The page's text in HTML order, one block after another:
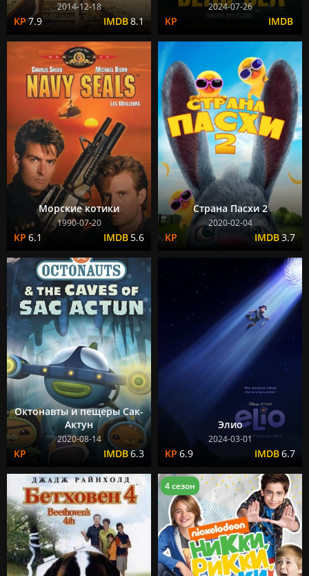
2014-12-18
7.9 8.1
2024-07-26
Морские котики
1990-07-20
6.1 5.6
Страна Пасхи 2
2020-02-04
3.7
Октонавты и пещеры Сак-
Актун
2020-08-14
6.3
Элио
2024-03-01
6.9 6.7
4 сезон